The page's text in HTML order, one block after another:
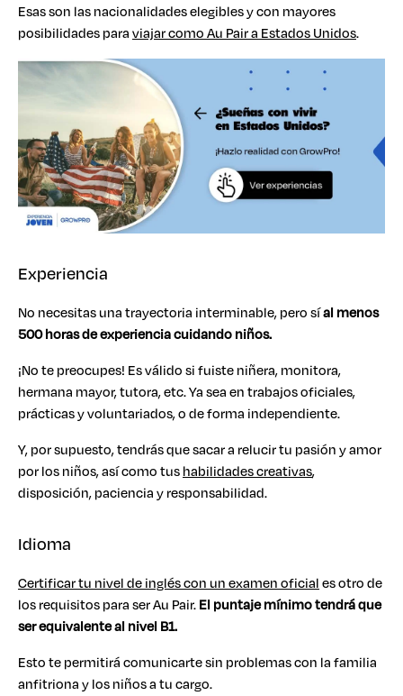
Esas son las nacionalidades elegibles y con mayores
posibilidades paraviajar como Au Pair a Estados Unidos.
Experiencia
No necesitas una trayectoria interminable, pero síal menos
500 horas de experiencia cuidando niños.
¡No te preocupes! Es válido si fuiste niñera, monitora,
hermana mayor, tutora, etc. Ya sea en trabajos oficiales,
prácticas y voluntariados, o de forma independiente.
Y, por supuesto, tendrás que sacar a relucir tu pasión y amor
por los niños, así como tushabilidades creativas,
disposición, paciencia y responsabilidad.
Idioma
Certificar tu nivel de inglés con un examen oficiales otro de
los requisitos para ser Au Pair.El puntaje mínimo tendrá que
ser equivalente al nivel B1.
Esto te permitirá comunicarte sin problemas con la familia
anfitriona y los niños a tu cargo.